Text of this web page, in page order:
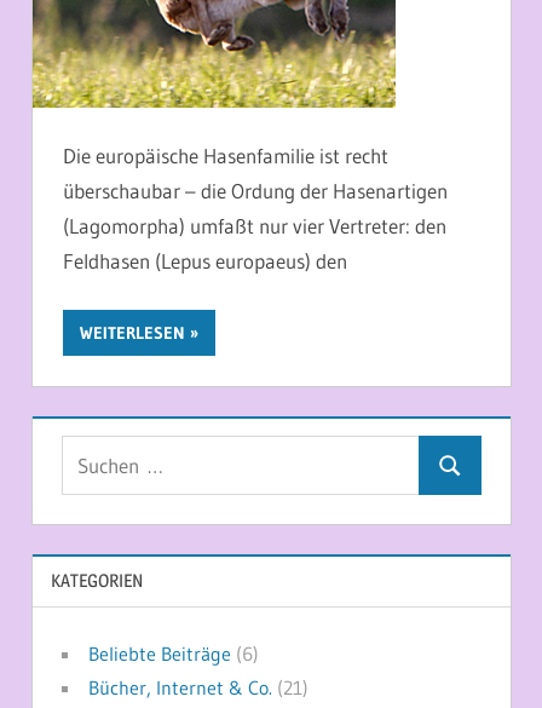
Die europäische Hasenfamilie ist recht
überschaubar – die Ordung der Hasenartigen
(Lagomorpha) umfaßt nur vier Vertreter: den
Feldhasen (Lepus europaeus) den
WEITERLESEN
Suchen
KATEGORIEN
Beliebte Beiträge (6)
Bücher, Internet & Co. (21)